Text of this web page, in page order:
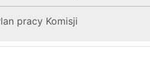
pracy Komisji